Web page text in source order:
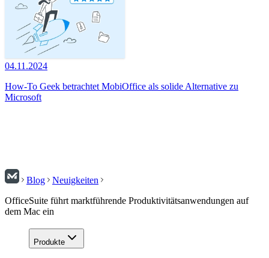
04.11.2024
How-To Geek betrachtet MobiOffice als solide Alternative zu
Microsoft
Blog
Neuigkeiten
OfficeSuite führt marktführende Produktivitätsanwendungen auf
dem Mac ein
Produkte